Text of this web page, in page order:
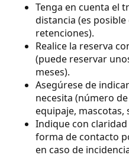
Tenga en cuenta el
distancia (es
retenciones).
Realice la reserva
(puede reservar
meses).
Asegúrese de
necesita (número
equipaje, mascotas,
Indique con
forma de contacto
en caso de